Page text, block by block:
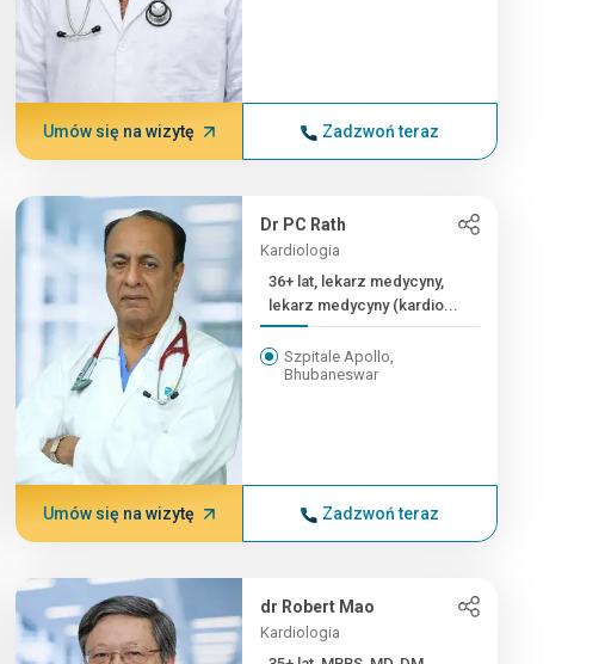
Umów się na wizytę Zadzwoń teraz
Dr PC Rath
Kardiologia
36+ lat, lekarz medycyny,
lekarz medycyny (kardio...
Szpitale Apollo,
Bhubaneswar
Umów się na wizytę Zadzwoń teraz
dr Robert Mao
Kardiologia